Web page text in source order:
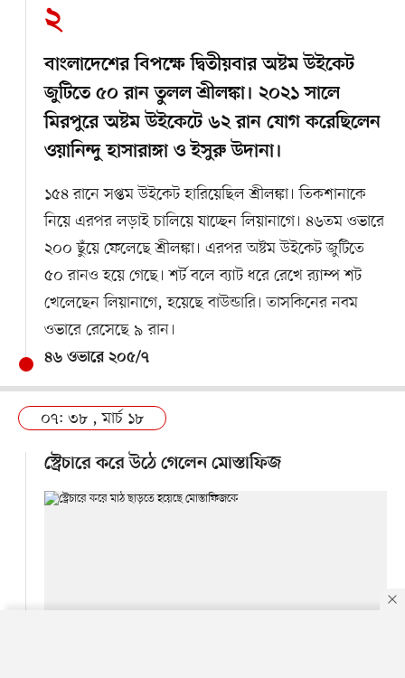
২
বাংলাদেশের বিপক্ষে দ্বিতীয়বার অষ্টম উইকেট
জুটিতে ৫০ রান তুলল শ্রীলঙ্কা। ২০২১ সালে
মিরপুরে অষ্টম উইকেটে ৬২ রান যোগ করেছিলেন
ওয়ানিন্দু হাসারাঙ্গা ও ইসুরু উদানা।
১৫৪ রানে সপ্তম উইকেট হারিয়েছিল শ্রীলঙ্কা। তিকশানাকে
নিয়ে এরপর লড়াই চালিয়ে যাচ্ছেন লিয়ানাগে। ৪৬তম ওভারে
২০০ ছুঁয়ে ফেলেছে শ্রীলঙ্কা। এরপর অষ্টম উইকেট জুটিতে
৫০ রানও হয়ে গেছে। শর্ট বলে ব্যাট ধরে রেখে র‍্যাম্প শট
খেলেছেন লিয়ানাগে, হয়েছে বাউন্ডারি। তাসকিনের নবম
ওভারে রেসেছে ৯ রান।
৪৬ ওভারে ২০৫/৭
০৭: ৩৮ , মার্চ ১৮
স্ট্রেচারে করে উঠে গেলেন মোস্তাফিজ